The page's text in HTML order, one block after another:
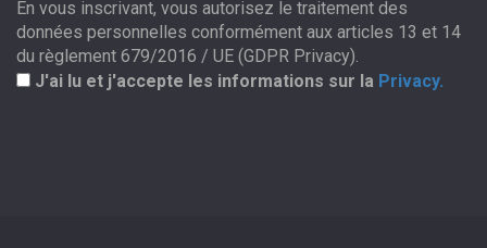
En vous inscrivant, vous autorisez le traitement des
données personnelles conformément aux articles 13 et 14
du règlement 679/2016 / UE (GDPR Privacy).
J'ai lu et j'accepte les informations sur la Privacy.